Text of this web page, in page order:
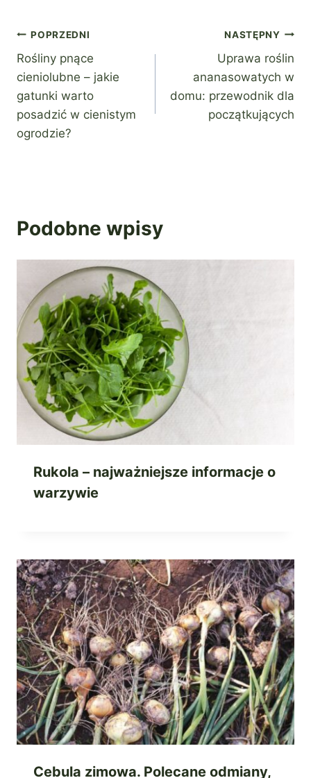
Nawigacja
wpisu
POPRZEDNI
Rośliny pnące
cieniolubne – jakie
gatunki warto
posadzić w cienistym
ogrodzie?
NASTĘPNY
Uprawa roślin
ananasowatych w
domu: przewodnik dla
początkujących
Podobne wpisy
Rukola – najważniejsze informacje o
warzywie
Cebula zimowa. Polecane odmiany,